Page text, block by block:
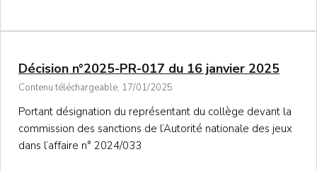
Décision n°2025-PR-017 du 16 janvier 2025
Contenu téléchargeable, 17/01/2025
Portant désignation du représentant du collège devant la
commission des sanctions de l’Autorité nationale des jeux
dans l’affaire n° 2024/033